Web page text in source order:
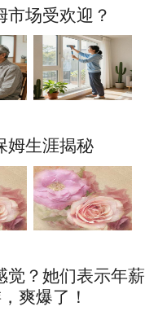
场受欢迎？
姆生涯揭秘
觉？她们表示年薪
爽爆了！